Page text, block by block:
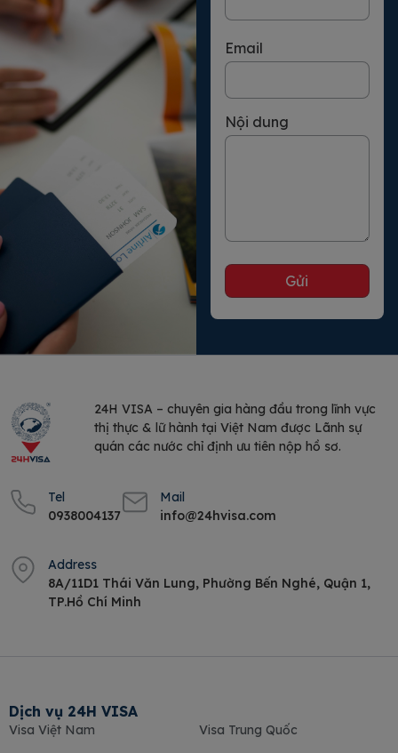
Email
Nội dung
24H VISA – chuyên gia hàng đầu trong lĩnh vực
thị thực & lữ hành tại Việt Nam được Lãnh sự
quán các nước chỉ định ưu tiên nộp hồ sơ.
Tel
0938004137
Mail
info@24hvisa.com
Address
8A/11D1 Thái Văn Lung, Phường Bến Nghé, Quận 1,
TP.Hồ Chí Minh
Dịch vụ 24H VISA
Visa Việt Nam Visa Trung Quốc